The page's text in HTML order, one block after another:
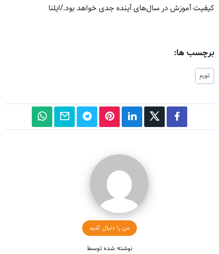
کیفیت آموزش در سال‌های آینده جدی خواهد بود./ایلنا
برچسب ها:
تورم
من را دنبال کنید
نوشته شده توسط